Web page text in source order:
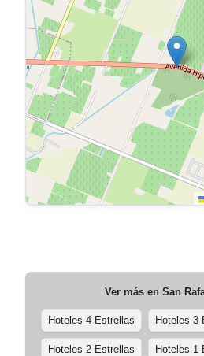
Ver más en San
Hoteles 4 Estrellas Hoteles 3
Hoteles 2 Estrellas Hoteles 1